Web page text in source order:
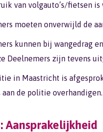
van volgauto’s/fietsen is
moeten onverwijld de
kunnen bij wangedrag
Deelnemers zijn tevens
in Maastricht is
aan de politie overhandigen.
Aansprakelijkheid